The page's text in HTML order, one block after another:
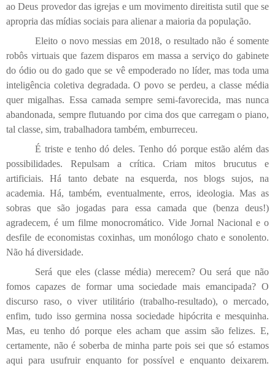
ao Deus provedor das igrejas e um movimento direitista sutil que se
apropria das mídias sociais para alienar a maioria da população.
Eleito o novo messias em 2018, o resultado não é somente
robôs virtuais que fazem disparos em massa a serviço do gabinete
do ódio ou do gado que se vê empoderado no líder, mas toda uma
inteligência coletiva degradada. O povo se perdeu, a classe média
quer migalhas. Essa camada sempre semi-favorecida, mas nunca
abandonada, sempre flutuando por cima dos que carregam o piano,
tal classe, sim, trabalhadora também, emburreceu.
É triste e tenho dó deles. Tenho dó porque estão além das
possibilidades. Repulsam a crítica. Criam mitos brucutus e
artificiais. Há tanto debate na esquerda, nos blogs sujos, na
academia. Há, também, eventualmente, erros, ideologia. Mas as
sobras que são jogadas para essa camada que (benza deus!)
agradecem, é um filme monocromático. Vide Jornal Nacional e o
desfile de economistas coxinhas, um monólogo chato e sonolento.
Não há diversidade.
Será que eles (classe média) merecem? Ou será que não
fomos capazes de formar uma sociedade mais emancipada? O
discurso raso, o viver utilitário (trabalho-resultado), o mercado,
enfim, tudo isso germina nossa sociedade hipócrita e mesquinha.
Mas, eu tenho dó porque eles acham que assim são felizes. E,
certamente, não é soberba de minha parte pois sei que só estamos
aqui para usufruir enquanto for possível e enquanto deixarem.